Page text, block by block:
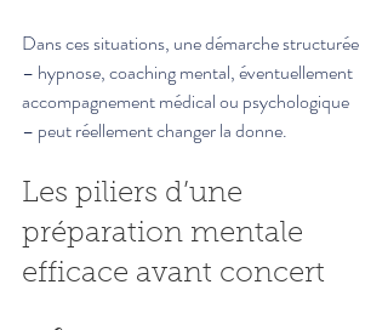
Dans ces situations, une démarche structurée
– hypnose, coaching mental, éventuellement
accompagnement médical ou psychologique
– peut réellement changer la donne.
Les piliers d’une
préparation mentale
efficace avant concert